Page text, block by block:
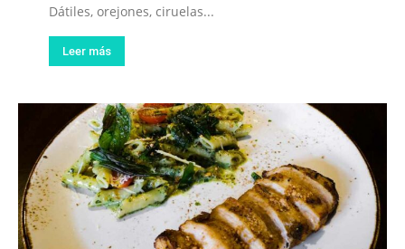
Dátiles, orejones, ciruelas...
Leer más